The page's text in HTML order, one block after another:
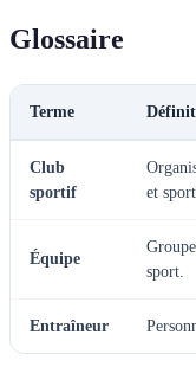
Glossaire
Terme
Club
sportif
et
Équipe
sport.
Entraîneur